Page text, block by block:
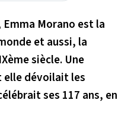
Morano est la
et aussi, la
siècle. Une
dévoilait les
ses 117 ans, en